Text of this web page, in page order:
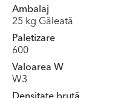
Ambalaj
25 kg Găleată
Paletizare
600
Valoarea W
W3